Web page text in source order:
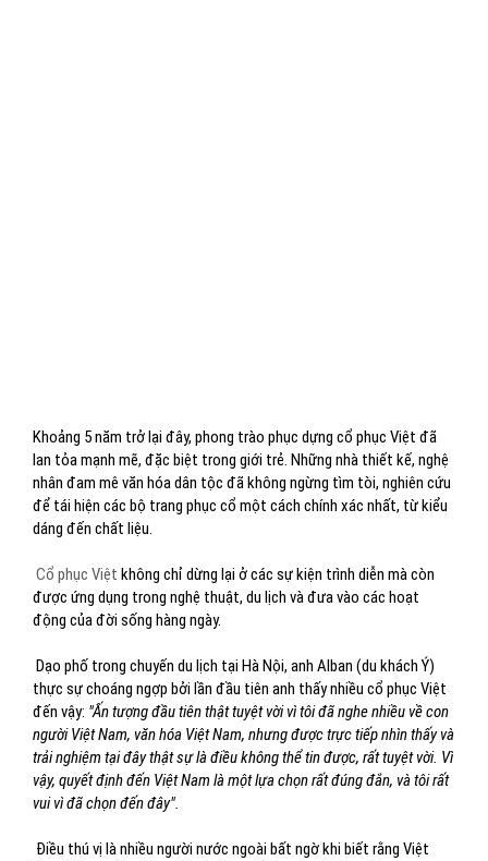
Khoảng 5 năm trở lại đây, phong trào phục dựng cổ phục Việt đã
lan tỏa mạnh mẽ, đặc biệt trong giới trẻ. Những nhà thiết kế, nghệ
nhân đam mê văn hóa dân tộc đã không ngừng tìm tòi, nghiên cứu
để tái hiện các bộ trang phục cổ một cách chính xác nhất, từ kiểu
dáng đến chất liệu.
Cổ phục Việt không chỉ dừng lại ở các sự kiện trình diễn mà còn
được ứng dụng trong nghệ thuật, du lịch và đưa vào các hoạt
động của đời sống hàng ngày.
Dạo phố trong chuyến du lịch tại Hà Nội, anh Alban (du khách Ý)
thực sự choáng ngợp bởi lần đầu tiên anh thấy nhiều cổ phục Việt
đến vậy: "Ấn tượng đầu tiên thật tuyệt vời vì tôi đã nghe nhiều về con
người Việt Nam, văn hóa Việt Nam, nhưng được trực tiếp nhìn thấy và
trải nghiệm tại đây thật sự là điều không thể tin được, rất tuyệt vời. Vì
vậy, quyết định đến Việt Nam là một lựa chọn rất đúng đắn, và tôi rất
vui vì đã chọn đến đây".
Điều thú vị là nhiều người nước ngoài bất ngờ khi biết rằng Việt